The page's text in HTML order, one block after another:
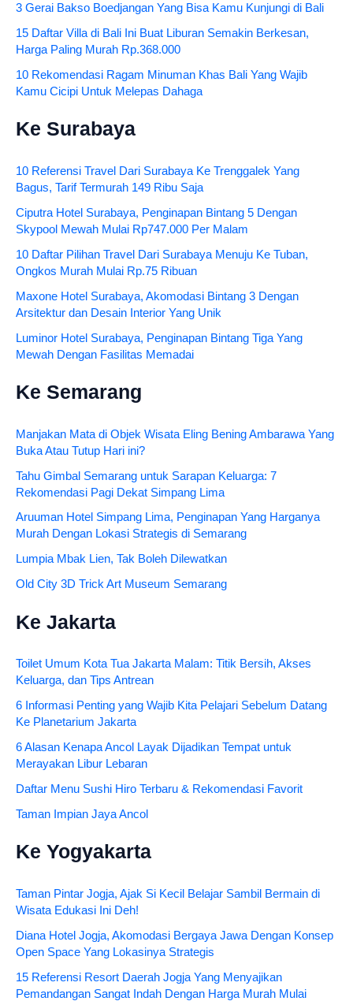
3 Gerai Bakso Boedjangan Yang Bisa Kamu Kunjungi di Bali
15 Daftar Villa di Bali Ini Buat Liburan Semakin Berkesan,
Harga Paling Murah Rp.368.000
10 Rekomendasi Ragam Minuman Khas Bali Yang Wajib
Kamu Cicipi Untuk Melepas Dahaga
Ke Surabaya
10 Referensi Travel Dari Surabaya Ke Trenggalek Yang
Bagus, Tarif Termurah 149 Ribu Saja
Ciputra Hotel Surabaya, Penginapan Bintang 5 Dengan
Skypool Mewah Mulai Rp747.000 Per Malam
10 Daftar Pilihan Travel Dari Surabaya Menuju Ke Tuban,
Ongkos Murah Mulai Rp.75 Ribuan
Maxone Hotel Surabaya, Akomodasi Bintang 3 Dengan
Arsitektur dan Desain Interior Yang Unik
Luminor Hotel Surabaya, Penginapan Bintang Tiga Yang
Mewah Dengan Fasilitas Memadai
Ke Semarang
Manjakan Mata di Objek Wisata Eling Bening Ambarawa Yang
Buka Atau Tutup Hari ini?
Tahu Gimbal Semarang untuk Sarapan Keluarga: 7
Rekomendasi Pagi Dekat Simpang Lima
Aruuman Hotel Simpang Lima, Penginapan Yang Harganya
Murah Dengan Lokasi Strategis di Semarang
Lumpia Mbak Lien, Tak Boleh Dilewatkan
Old City 3D Trick Art Museum Semarang
Ke Jakarta
Toilet Umum Kota Tua Jakarta Malam: Titik Bersih, Akses
Keluarga, dan Tips Antrean
6 Informasi Penting yang Wajib Kita Pelajari Sebelum Datang
Ke Planetarium Jakarta
6 Alasan Kenapa Ancol Layak Dijadikan Tempat untuk
Merayakan Libur Lebaran
Daftar Menu Sushi Hiro Terbaru & Rekomendasi Favorit
Taman Impian Jaya Ancol
Ke Yogyakarta
Taman Pintar Jogja, Ajak Si Kecil Belajar Sambil Bermain di
Wisata Edukasi Ini Deh!
Diana Hotel Jogja, Akomodasi Bergaya Jawa Dengan Konsep
Open Space Yang Lokasinya Strategis
15 Referensi Resort Daerah Jogja Yang Menyajikan
Pemandangan Sangat Indah Dengan Harga Murah Mulai